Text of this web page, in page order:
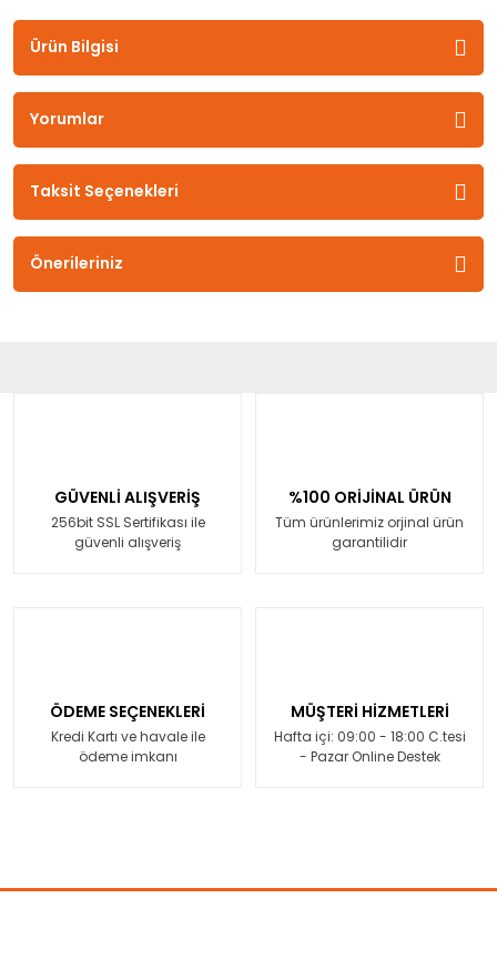
Ürün Bilgisi
Yorumlar
Taksit Seçenekleri
Önerileriniz
GÜVENLİ ALIŞVERİŞ
256bit SSL Sertifikası ile
güvenli alışveriş
%100 ORİJİNAL ÜRÜN
Tüm ürünlerimiz orjinal ürün
garantilidir
ÖDEME SEÇENEKLERİ
Kredi Kartı ve havale ile
ödeme imkanı
MÜŞTERİ HİZMETLERİ
Hafta içi: 09:00 - 18:00 C.tesi
- Pazar Online Destek